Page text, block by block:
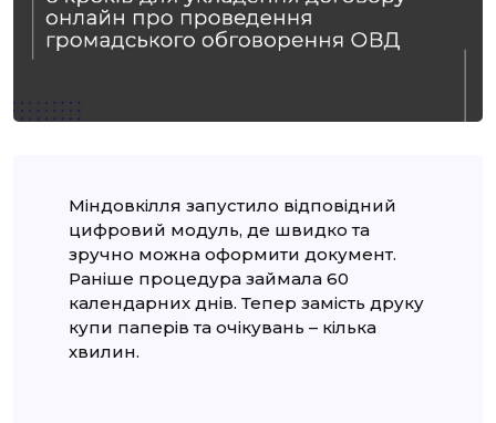
Міндовкілля запустило відповідний
цифровий модуль, де швидко та
зручно можна оформити документ.
Раніше процедура займала 60
календарних днів. Тепер замість друку
купи паперів та очікувань – кілька
хвилин.